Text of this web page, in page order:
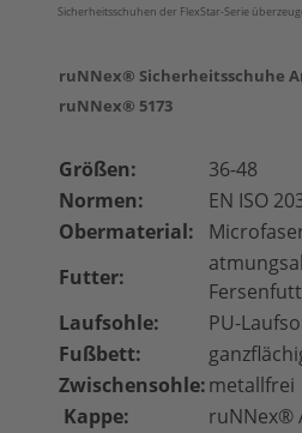
Sicherheitsschuhen der FlexStar-Serie
ruNNex® Sicherheitsschuhe
ruNNex® 5173
Größen:
36-48
Normen:
EN ISO
Obermaterial:
Futter:
Laufsohle:
PU-
Fußbett:
Zwischensohle:metallfrei
Kappe:
ruNNex®